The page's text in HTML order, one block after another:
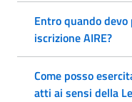
Entro quando
iscrizione AIRE?
Come posso
atti ai sensi della